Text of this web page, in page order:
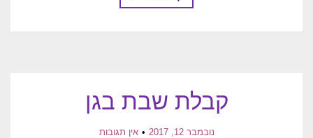
קבלת שבת בגן
נובמבר 12, 2017 אין תגובות